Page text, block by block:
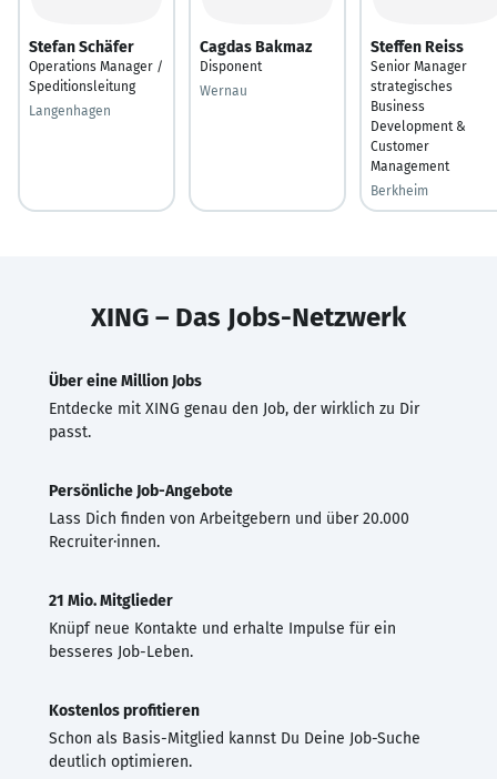
Stefan Schäfer
Operations Manager /
Speditionsleitung
Langenhagen
Cagdas Bakmaz
Disponent
Wernau
Steffen Reiss
Senior Manager
strategisches
Business
Development &
Customer
Management
Berkheim
XING – Das Jobs-Netzwerk
Über eine Million Jobs
Entdecke mit XING genau den Job, der wirklich zu Dir
passt.
Persönliche Job-Angebote
Lass Dich finden von Arbeitgebern und über 20.000
Recruiter·innen.
21 Mio. Mitglieder
Knüpf neue Kontakte und erhalte Impulse für ein
besseres Job-Leben.
Kostenlos profitieren
Schon als Basis-Mitglied kannst Du Deine Job-Suche
deutlich optimieren.